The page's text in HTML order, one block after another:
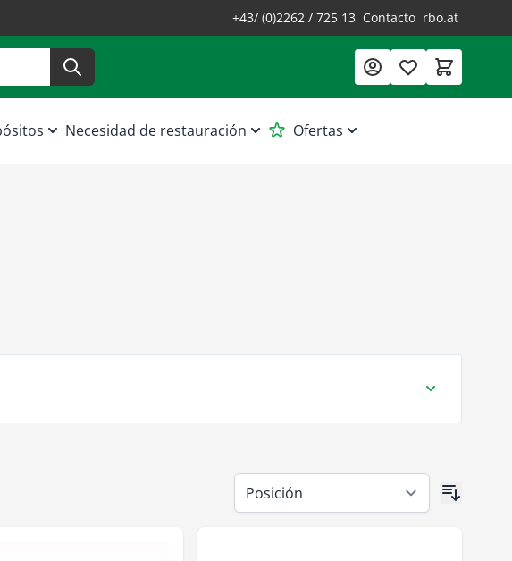
+43/ (0)2262 / 725 13 Contacto rbo.at
Necesidad de restauración Ofertas